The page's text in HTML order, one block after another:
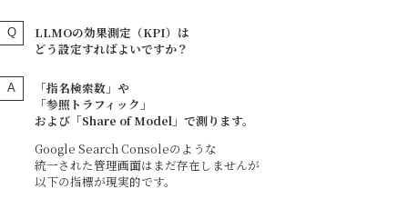
LLMOの効果測定（KPI）は
どう設定すればよいですか？
「指名検索数」や
「参照トラフィック」
および「Share of Model」で測ります。
Google Search Consoleのような
統一された管理画面はまだ存在しませんが
以下の指標が現実的です。